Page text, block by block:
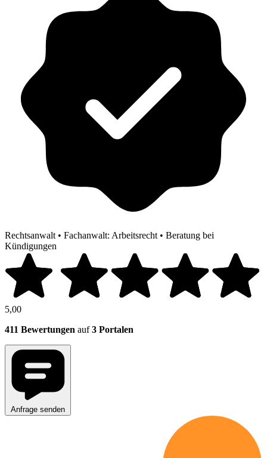
Rechtsanwalt • Fachanwalt: Arbeitsrecht • Beratung bei
Kündigungen
5,00
411 Bewertungen auf3 Portalen
Anfrage senden